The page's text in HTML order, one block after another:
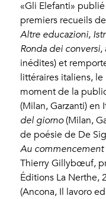
«Gli Elefanti»
premiers recueils
Altre educazioni,
Ronda dei conversi,
inédites) et
littéraires italiens,
moment de la
(Milan, Garzanti) en
del giorno(Milan,
de poésie de De
Au
Thierry Gillybœuf,
Éditions La Nerthe,
(Ancona, Il lavoro